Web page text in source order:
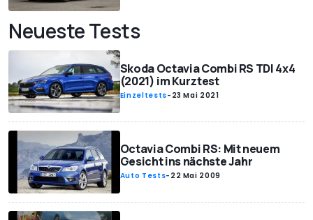
Neueste Tests
Skoda Octavia Combi RS TDI 4x4
(2021) im Kurztest
Einzeltests- 23 Mai 2021
Octavia Combi RS: Mit neuem
Gesicht ins nächste Jahr
Auto Tests- 22 Mai 2009